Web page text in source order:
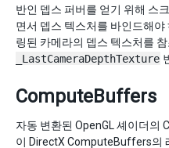
반인 뎁스 퍼버를 얻기 위해 스
면서 뎁스 텍스처를 바인드해
링된 카메라의 뎁스 텍스처를
_LastCameraDepthTexture
ComputeBuffers
자동 변환된 OpenGL 셰이더
이 DirectX ComputeBuffers의